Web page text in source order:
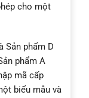
cho một
Sản phẩm D
phẩm A
mã cấp
biểu mẫu và